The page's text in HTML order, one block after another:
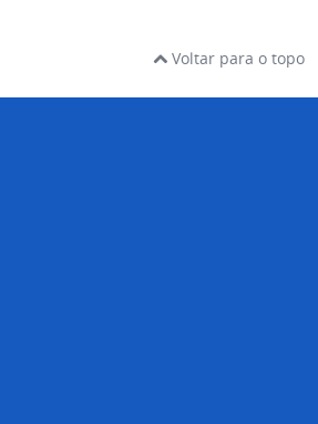
Voltar para o topo